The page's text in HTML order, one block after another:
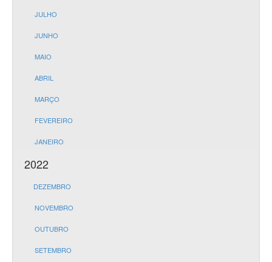
JULHO
JUNHO
MAIO
ABRIL
MARÇO
FEVEREIRO
JANEIRO
2022
DEZEMBRO
NOVEMBRO
OUTUBRO
SETEMBRO